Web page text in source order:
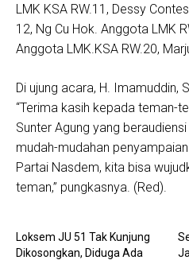
LMK KSA RW.11, Dessy
12, Ng Cu Hok. Anggota LMK
Anggota LMK.KSA RW.20,
Di ujung acara, H. Imamuddin,
“Terima kasih kepada teman-
Sunter Agung yang
mudah-mudahan
Partai Nasdem, kita bisa
teman,” pungkasnya. (Red).
Loksem JU 51 Tak Kunjung
Dikosongkan, Diduga Ada